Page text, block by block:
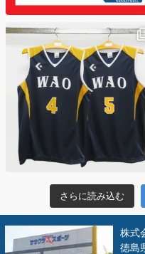
さらに読み込む
株式
徳島